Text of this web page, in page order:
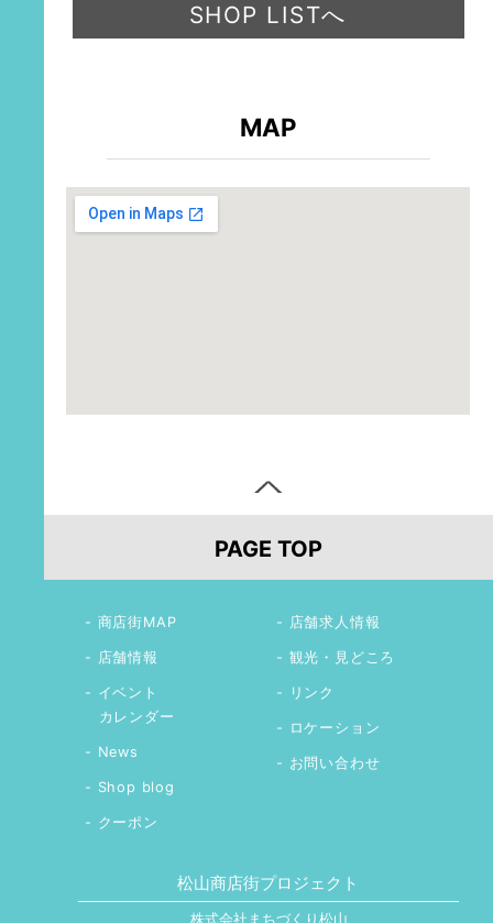
SHOP LISTへ
MAP
PAGE TOP
商店街MAP
店舗情報
イベント
カレンダー
News
Shop blog
クーポン
店舗求人情報
観光・見どころ
リンク
ロケーション
お問い合わせ
松山商店街プロジェクト
株式会社まちづくり松山